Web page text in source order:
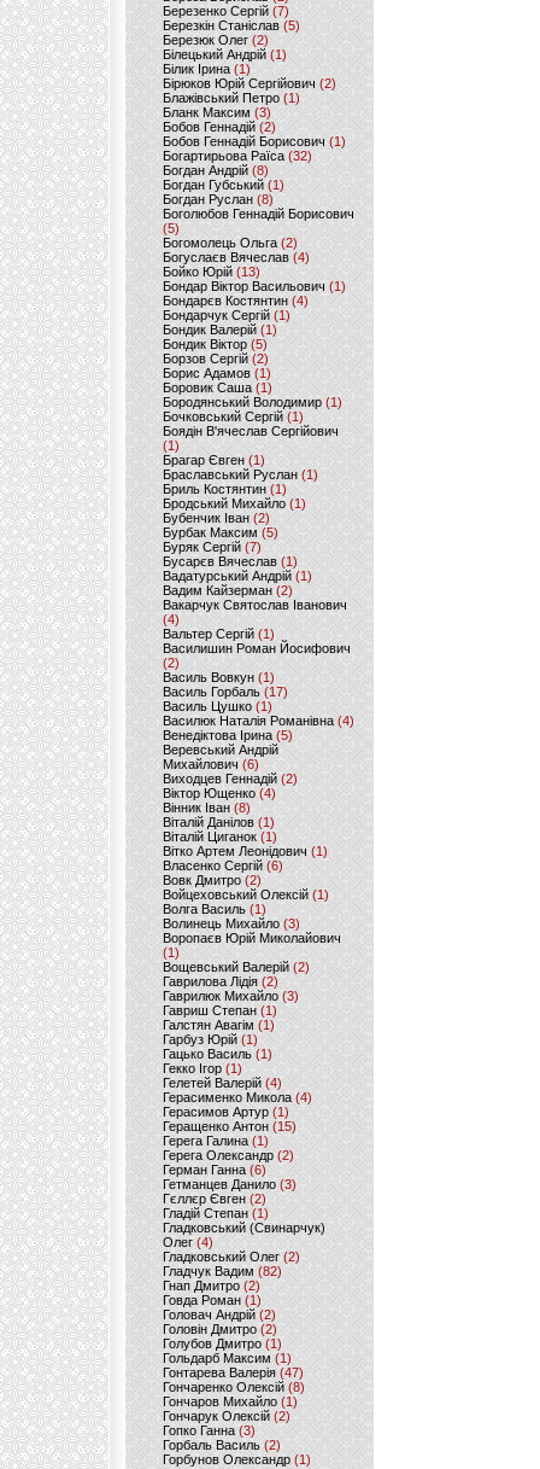
Березенко Сергій (7)
Березкін Станіслав (5)
Березюк Олег(2)
Білецький Андрій (1)
Білик Ірина (1)
Бірюков Юрій Сергійович (2)
Блажівський Петро (1)
Бланк Максим(3)
Бобов Геннадій (2)
Бобов Геннадій Борисович (1)
Богартирьова Раїса (32)
Богдан Андрій(8)
Богдан Губський (1)
Богдан Руслан(8)
Боголюбов Геннадій Борисович
(5)
Богомолець Ольга (2)
Богуслаєв Вячеслав (4)
Бойко Юрій (13)
Бондар Віктор Васильович (1)
Бондарєв Костянтин (4)
Бондарчук Сергій(1)
Бондик Валерій (1)
Бондик Віктор(5)
Борзов Сергiй (2)
Борис Адамов(1)
Боровик Саша (1)
Бородянський Володимир (1)
Бочковський Сергій (1)
Боядін В'ячеслав Сергійович
(1)
Брагар Євген (1)
Браславський Руслан (1)
Бриль Костянтин (1)
Бродський Михайло (1)
Бубенчик Іван(2)
Бурбак Максим (5)
Буряк Сергій (7)
Бусарєв Вячеслав (1)
Вадатурський Андрій (1)
Вадим Кайзерман (2)
Вакарчук Святослав Іванович
(4)
Вальтер Сергій (1)
Василишин Роман Йосифович
(2)
Василь Вовкун (1)
Василь Горбаль (17)
Василь Цушко (1)
Василюк Наталія Романівна (4)
Венедіктова Ірина(5)
Веревський Андрій
Михайлович (6)
Виходцев Геннадій (2)
Віктор Ющенко (4)
Вінник Іван (8)
Віталій Данілов (1)
Віталій Циганок (1)
Вітко Артем Леонідович(1)
Власенко Сергій (6)
Вовк Дмитро(2)
Войцеховський Олексій(1)
Волга Василь (1)
Волинець Михайло (3)
Воропаєв Юрій Миколайович
(1)
Вощевський Валерій(2)
Гаврилова Лідія (2)
Гаврилюк Михайло (3)
Гавриш Степан (1)
Галстян Авагім (1)
Гарбуз Юрій (1)
Гацько Василь (1)
Гекко Ігор(1)
Гелетей Валерій (4)
Герасименко Микола (4)
Герасимов Артур (1)
Геращенко Антон(15)
Герега Галина (1)
Герега Олександр (2)
Герман Ганна (6)
Гетманцев Данило (3)
Гєллєр Євген (2)
Гладій Степан(1)
Гладковський (Свинарчук)
Олег (4)
Гладковський Олег (2)
Гладчук Вадим (82)
Гнап Дмитро (2)
Говда Роман(1)
Головач Андрій (2)
Головін Дмитро (2)
Голубов Дмитро (1)
Гольдарб Максим(1)
Гонтарева Валерія (47)
Гончаренко Олексій(8)
Гончаров Михайло (1)
Гончарук Олексій (2)
Гопко Ганна (3)
Горбаль Василь (2)
Горбунов Олександр (1)